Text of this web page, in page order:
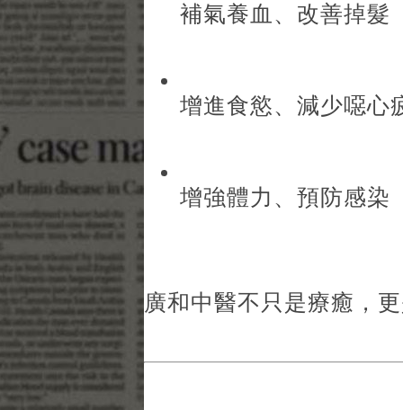
補氣養血、改善掉髮
增進食慾、減少噁心
增強體力、預防感染
廣和中醫不只是療癒，